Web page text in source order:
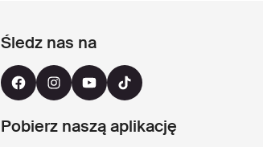
Śledz nas na
Pobierz naszą aplikację